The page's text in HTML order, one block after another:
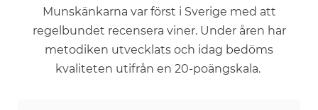
Munskänkarna var först i Sverige med att
regelbundet recensera viner. Under åren har
metodiken utvecklats och idag bedöms
kvaliteten utifrån en 20-poängskala.